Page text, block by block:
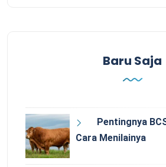
Baru Saja
Pentingnya
Cara Menilainya